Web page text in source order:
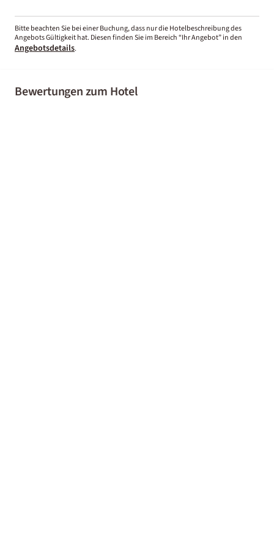
Bitte beachten Sie bei einer Buchung, dass nur die Hotelbeschreibung des
Angebots Gültigkeit hat. Diesen finden Sie im Bereich “Ihr Angebot” in den
Angebotsdetails.
Bewertungen zum Hotel